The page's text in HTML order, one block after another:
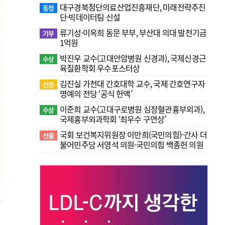
동정
대구경북첨단의료산업진흥재단, 미래전략추진
단·빅데이터팀 신설
기부 류기성·이옥희 동문 부부, 부산대 의대 발전기금
1억원
수상
박진우 교수(고대안암병원 신경과), 국제신경근
육질환학회 우수포스터상
선정
김진실 가천대 간호대학 교수, 국제 간호연구자
명예의 전당 ‘공식 헌액’
수상
이준희 교수(고대구로병원 심장혈관흉부외과),
국제흉부외과학회 ‘최우수 구연상’
선출 국회 보건복지위원장 이만희(국민의힘)-간사 더
불어민주당 서영석 의원·국민의힘 백종헌 의원